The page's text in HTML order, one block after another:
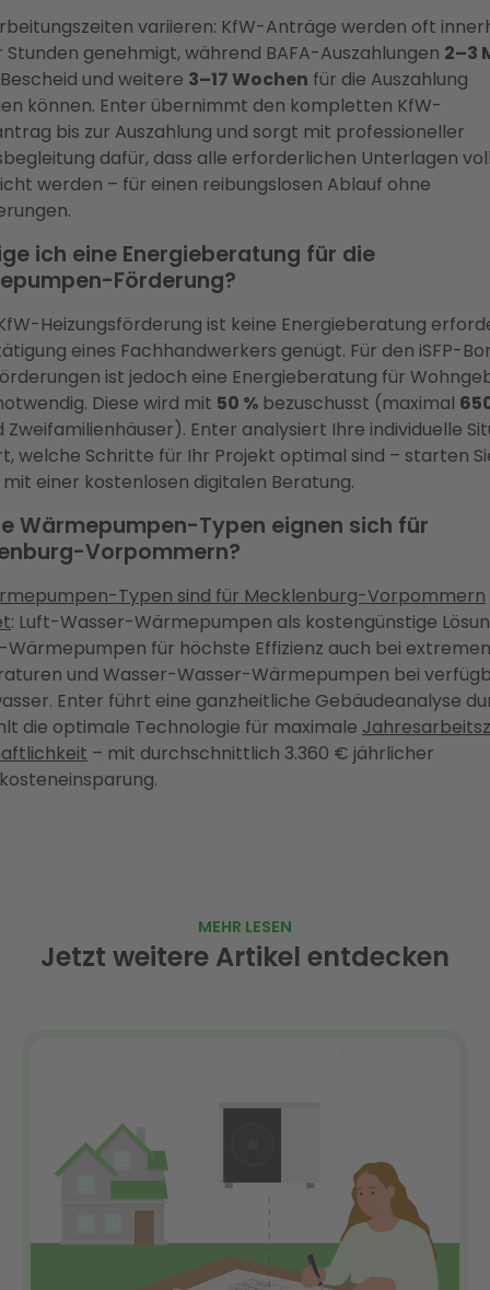
variieren: KfW-Anträge werden oft
Stunden genehmigt, während BAFA-Auszahlungen 2–3
und weitere 3–17 Wochen für die Auszahlung
können. Enter übernimmt den kompletten KfW-
bis zur Auszahlung und sorgt mit professioneller
dafür, dass alle erforderlichen Unterlagen
werden – für einen reibungslosen Ablauf ohne
ich eine Energieberatung für die
Förderung?
Heizungsförderung ist keine Energieberatung
eines Fachhandwerkers genügt. Für den iSFP-
ist jedoch eine Energieberatung für
Diese wird mit 50 % bezuschusst (maximal
Zweifamilienhäuser). Enter analysiert Ihre individuelle
welche Schritte für Ihr Projekt optimal sind – starten
einer kostenlosen digitalen Beratung.
Wärmepumpen-Typen eignen sich für
Vorpommern?
Typen sind für Mecklenburg-Vorpommern
: Luft-Wasser-Wärmepumpen als kostengünstige
Wärmepumpen für höchste Effizienz auch bei extremen
und Wasser-Wasser-Wärmepumpen bei
Enter führt eine ganzheitliche Gebäudeanalyse
die optimale Technologie für maximale
– mit durchschnittlich 3.360 € jährlicher
MEHR LESEN
Jetzt weitere Artikel entdecken